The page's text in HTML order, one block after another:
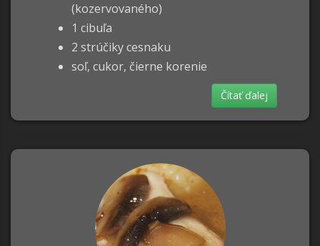
(kozervovaného)
1 cibuľa
2 strúčiky cesnaku
soľ, cukor, čierne korenie
Čítať ďalej